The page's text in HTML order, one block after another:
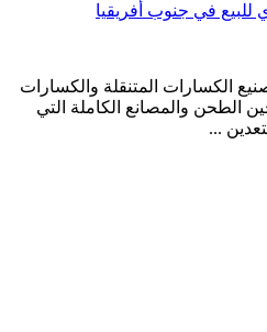
في جنوب أفريقيا
الكسارات المتنقلة والكسارات
الطحن والمصانع الكاملة التي
...